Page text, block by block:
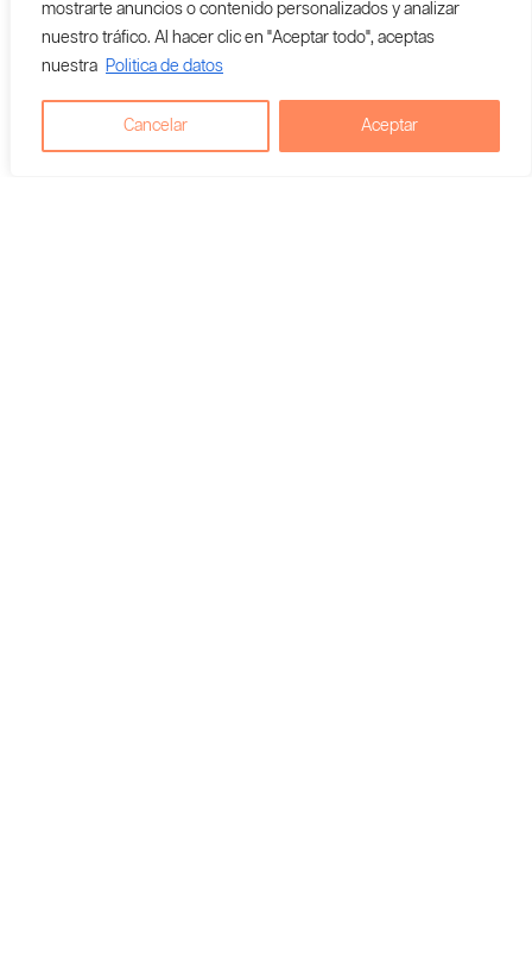
mostrarte anuncios o contenido personalizados y analizar
nuestro tráfico. Al hacer clic en "Aceptar todo", aceptas
nuestra Politica de datos
Cancelar Aceptar